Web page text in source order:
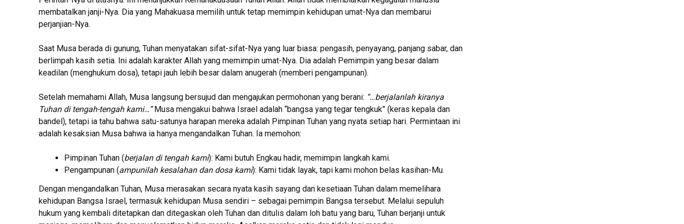
membatalkan janji-Nya. Dia yang Mahakuasa memilih untuk tetap memimpin kehidupan umat-Nya dan membarui
perjanjian-Nya.
Saat Musa berada di gunung, Tuhan menyatakan sifat-sifat-Nya yang luar biasa: pengasih, penyayang, panjang sabar, dan
berlimpah kasih setia. Ini adalah karakter Allah yang memimpin umat-Nya. Dia adalah Pemimpin yang besar dalam
keadilan (menghukum dosa), tetapi jauh lebih besar dalam anugerah (memberi pengampunan).
Setelah memahami Allah, Musa langsung bersujud dan mengajukan permohonan yang berani: “…berjalanlah kiranya
Tuhan di tengah-tengah kami…”Musa mengakui bahwa Israel adalah “bangsa yang tegar tengkuk” (keras kepala dan
bandel), tetapi ia tahu bahwa satu-satunya harapan mereka adalah Pimpinan Tuhan yang nyata setiap hari. Permintaan ini
adalah kesaksian Musa bahwa ia hanya mengandalkan Tuhan. Ia memohon:
Pimpinan Tuhan (berjalan di tengah kami): Kami butuh Engkau hadir, memimpin langkah kami.
Pengampunan (ampunilah kesalahan dan dosa kami): Kami tidak layak, tapi kami mohon belas kasihan-Mu.
Dengan mengandalkan Tuhan, Musa merasakan secara nyata kasih sayang dan kesetiaan Tuhan dalam memelihara
kehidupan Bangsa Israel, termasuk kehidupan Musa sendiri – sebagai pemimpin Bangsa tersebut. Melalui sepuluh
hukum yang kembali ditetapkan dan ditegaskan oleh Tuhan dan ditulis dalam loh batu yang baru, Tuhan berjanji untuk